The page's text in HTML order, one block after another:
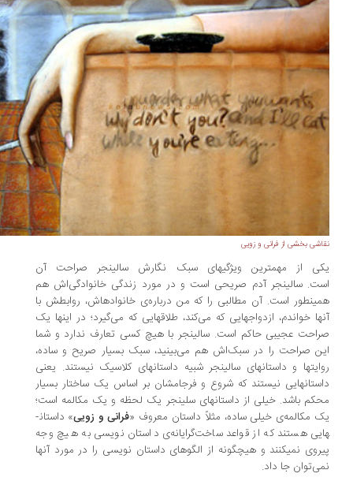
بخشی از فرانی و زویی
از مهم­ترین ویژگی­های سبک نگارش سالینجر صراحت آن
سالینجر آدم صریحی است و در مورد زندگی خانوادگی­‌اش هم
است. آن مطالبی را که من درباره‌ی خانواده­اش، روابطش با
خواندم، ازدواج­هایی که می‌کند، طلاق­هایی که می‌گیرد؛ در اینها یک
عجیبی حاکم است. سالینجر با هیچ کسی تعارف ندارد و شما
صراحت را در سبک‌­اش هم می‌بینید، سبک بسیار صریح و ساده،
و داستان­های سالینجر شبیه داستان­های کلاسیک نیستند. یعنی
نیستند که شروع و فرجامشان بر اساس یک ساختار بسیار
باشد. خیلی از داستان­های سلینجر یک لحظه و یک مکالمه است؛
مکالمه‌ی خیلی ساده، مثلاً داستان معروف «فرانی و زویی » داستان­
هستند که از قواعد ساخت‌گرایانه‌ی داستان نویسی به هیچ­ وجه
نمی­کنند و هیچ­گونه از الگوهای داستان نویسی را در مورد آنها
جا داد.